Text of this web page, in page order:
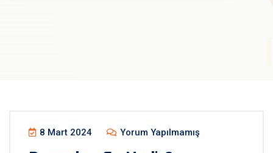
Blog
8 Mart 2024 Yorum Yapılmamış